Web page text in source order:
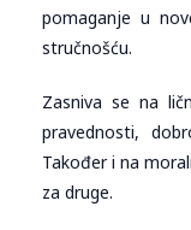
pomaganje u
stručnošću.
Zasniva se na
pravednosti,
Također i na
za druge.